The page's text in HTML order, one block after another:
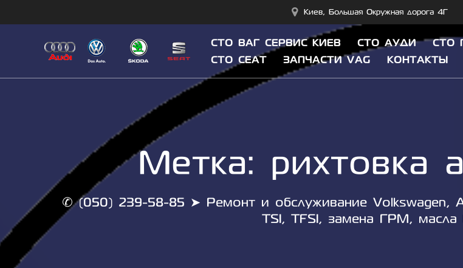
Киев, Большая Окружная дорога 4Г
СТО ВАГ СЕРВИС КИЕВ СТО АУДИ СТО
СТО СЕАТ
ЗАПЧАСТИ VAG КОНТАКТЫ
Метка: рихтовка
✆ (050) 239-58-85 ➤ Ремонт и обслуживание Volkswagen,
TSI, TFSI, замена ГРМ, масла